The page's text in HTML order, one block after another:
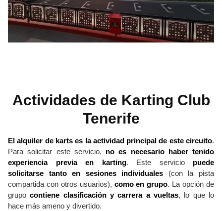
Actividades de Karting Club
Tenerife
El alquiler de karts es la actividad principal de este circuito.
Para solicitar este servicio, no es necesario haber tenido
experiencia previa en karting. Este serviciopuede
solicitarse tanto en sesiones individuales (con la pista
compartida con otros usuarios), como en grupo. La opción de
grupocontiene clasificación y carrera a vueltas, lo que lo
hace más ameno y divertido.